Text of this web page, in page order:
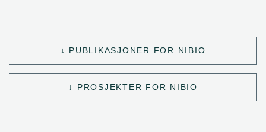
PUBLIKASJONER FOR NIBIO
PROSJEKTER FOR NIBIO